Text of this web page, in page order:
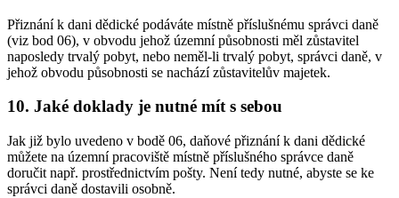
Přiznání k dani dědické podáváte místně příslušnému správci daně
(viz bod 06), v obvodu jehož územní působnosti měl zůstavitel
naposledy trvalý pobyt, nebo neměl-li trvalý pobyt, správci daně, v
jehož obvodu působnosti se nachází zůstavitelův majetek.
10. Jaké doklady je nutné mít s sebou
Jak již bylo uvedeno v bodě 06, daňové přiznání k dani dědické
můžete na územní pracoviště místně příslušného správce daně
doručit např. prostřednictvím pošty. Není tedy nutné, abyste se ke
správci daně dostavili osobně.